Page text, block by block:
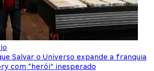
Salvar o Universo expande a franquia
com “herói” inesperado